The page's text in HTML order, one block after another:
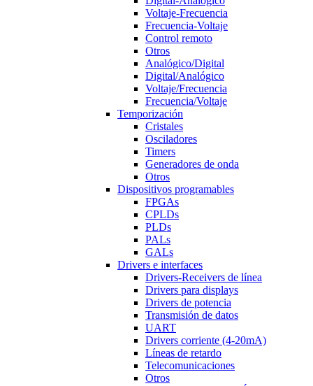
Voltaje-Frecuencia
Frecuencia-Voltaje
Control remoto
Otros
Analógico/Digital
Digital/Analógico
Voltaje/Frecuencia
Frecuencia/Voltaje
Temporización
Cristales
Osciladores
Timers
Generadores de onda
Otros
Dispositivos programables
FPGAs
CPLDs
PLDs
PALs
GALs
Drivers e interfaces
Drivers-Receivers de línea
Drivers para displays
Drivers de potencia
Transmisión de datos
UART
Drivers corriente (4-20mA)
Líneas de retardo
Telecomunicaciones
Otros